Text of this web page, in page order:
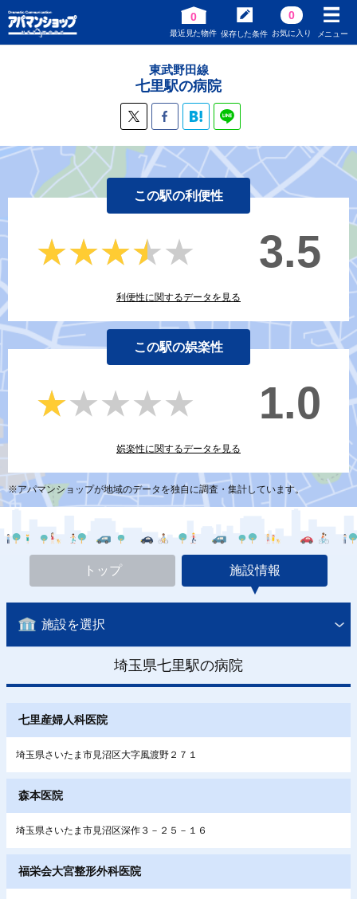
0
最近見た物件 保存した条件
0
お気に入り メニュー
東武野田線
七里駅の病院
この駅の利便性
★★★★★
★★★★★ 3.5
利便性に関するデータを見る
この駅の娯楽性
★★★★★
★★★★★ 1.0
娯楽性に関するデータを見る
※アパマンショップが地域のデータを独自に調査・集計しています。
トップ 施設情報
施設を選択
埼玉県七里駅の病院
七里産婦人科医院
埼玉県さいたま市見沼区大字風渡野２７１
森本医院
埼玉県さいたま市見沼区深作３－２５－１６
福栄会大宮整形外科医院